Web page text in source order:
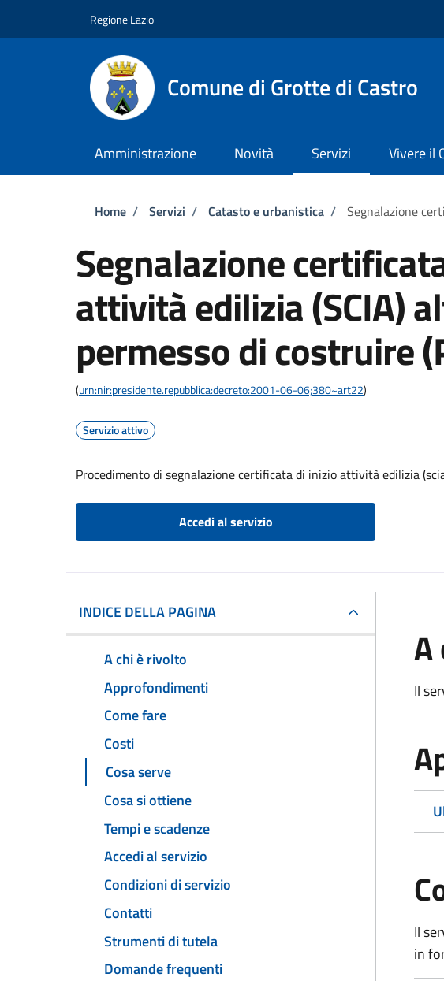
Regione Lazio
Comune di Grotte di Castro
Amministrazione Novità Servizi Vivere il
Briciole di pane
Home / Servizi / Catasto e urbanistica / Segnalazione
Segnalazione
attività edilizia (SCIA)
permesso di costruire
(urn:nir:presidente.repubblica:decreto:2001-06-06;380~art22)
Servizio attivo
Procedimento di segnalazione certificata di inizio attività edilizia
Accedi al servizio
INDICE DELLA PAGINA
A chi è rivolto
Approfondimenti
Come fare
Costi
Cosa serve
Cosa si ottiene
Tempi e scadenze
Accedi al servizio
Condizioni di servizio
Contatti
Strumenti di tutela
Domande frequenti
A
Il
Il
in